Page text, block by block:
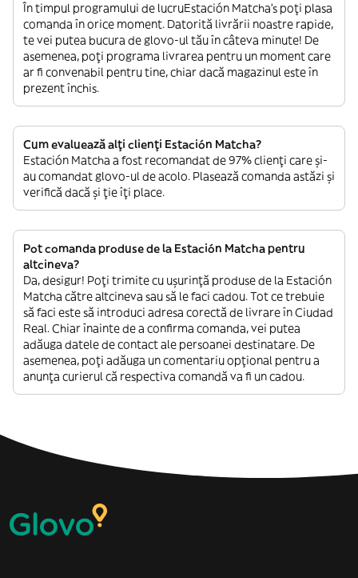
În timpul programului de lucruEstación Matcha’s poți plasa
comanda în orice moment. Datorită livrării noastre rapide,
te vei putea bucura de glovo-ul tău în câteva minute! De
asemenea, poți programa livrarea pentru un moment care
ar fi convenabil pentru tine, chiar dacă magazinul este în
prezent închis.
Cum evaluează alți clienți Estación Matcha?
Estación Matcha a fost recomandat de 97% clienți care și-
au comandat glovo-ul de acolo. Plasează comanda astăzi și
verifică dacă și ție îți place.
Pot comanda produse de la Estación Matcha pentru
altcineva?
Da, desigur! Poți trimite cu ușurință produse de la Estación
Matcha către altcineva sau să le faci cadou. Tot ce trebuie
să faci este să introduci adresa corectă de livrare în Ciudad
Real. Chiar înainte de a confirma comanda, vei putea
adăuga datele de contact ale persoanei destinatare. De
asemenea, poți adăuga un comentariu opțional pentru a
anunța curierul că respectiva comandă va fi un cadou.